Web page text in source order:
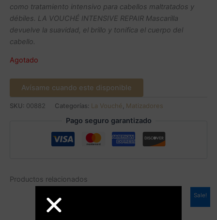
como tratamiento intensivo para cabellos maltratados y
débiles. LA VOUCHÉ INTENSIVE REPAIR Mascarilla
devuelve la suavidad, el brillo y tonifica el cuerpo del
cabello.
Agotado
Avísame cuando este disponible
SKU: 00882 Categorías: La Vouché Matizadores
Pago seguro garantizado
Productos relacionados
Sale!